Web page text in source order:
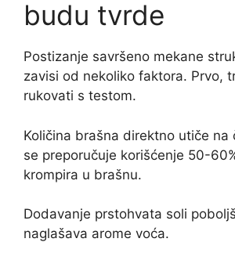
budu tvrde
Postizanje savršeno mekane
zavisi od nekoliko faktora. Prvo,
rukovati s testom.
Količina brašna direktno utiče na
se preporučuje korišćenje 50-
krompira u brašnu.
Dodavanje prstohvata soli
naglašava arome voća.